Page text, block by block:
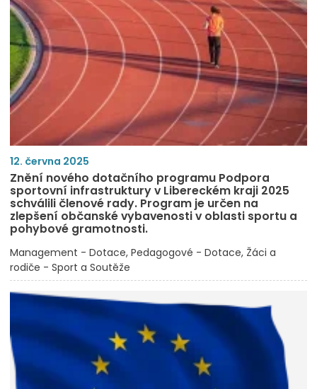
12. června 2025
Znění nového dotačního programu Podpora
sportovní infrastruktury v Libereckém kraji 2025
schválili členové rady. Program je určen na
zlepšení občanské vybavenosti v oblasti sportu a
pohybové gramotnosti.
Management - Dotace Pedagogové - Dotace Žáci a
rodiče - Sport a Soutěže